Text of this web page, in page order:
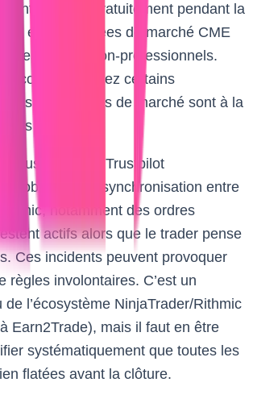
sont fournies gratuitement pendant la
et les données de marché CME
les traders non-professionnels.
concret — chez certains
de données de marché sont à la
le départ.
: plusieurs avis Trustpilot
problèmes de synchronisation entre
notamment des ordres
actifs alors que le trader pense
Ces incidents peuvent provoquer
règles involontaires. C’est un
de l’écosystème NinjaTrader/Rithmic
Earn2Trade), mais il faut en être
systématiquement que toutes les
flatées avant la clôture.